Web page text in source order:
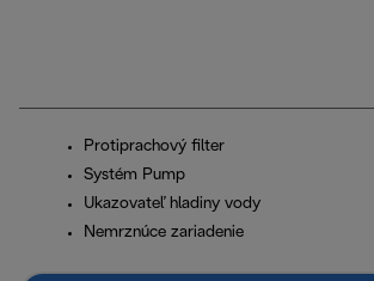
Protiprachový filter
Systém Pump
Ukazovateľ hladiny vody
Nemrznúce zariadenie